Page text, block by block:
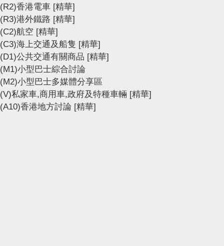
(R2)香港電車 [精華]
(R3)港外鐵路 [精華]
(C2)航空 [精華]
(C3)海上交通及船隻 [精華]
(D1)公共交通有關商品 [精華]
(M1)小型巴士綜合討論
(M2)小型巴士多媒體分享區
(V)私家車,商用車,政府及特種車輛 [精華]
(A10)香港地方討論 [精華]